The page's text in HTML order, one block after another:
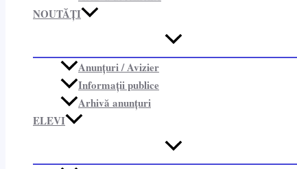
NOUTĂȚI
Anunțuri / Avizier
Informații publice​
Arhivă anunțuri
ELEVI